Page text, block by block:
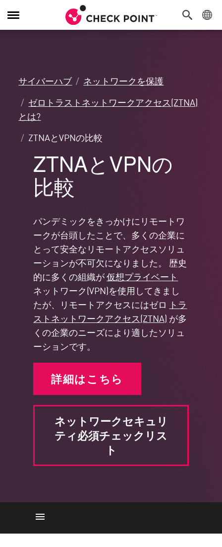
Toggle
Navigation
サイバーハブ
ネットワークを保護
ゼロトラストネットワークアクセス(ZTNA)
とは?
ZTNAとVPNの比較
ZTNAとVPNの
比較
パンデミックをきっかけにリモートワ
ークが台頭したことで、多くの企業に
とって安全なリモートアクセスソリュ
ーションが不可欠になりました。 歴史
的に多くの組織が仮想プライベート
ネットワーク(VPN)を使用してきまし
たが、リモートアクセスにはゼロ トラ
ストネットワークアクセス(ZTNA) が多
くの企業のニーズにより適したソリュ
ーションです。
詳細はこちら
ネットワークセキュリ
ティ必須チェックリス
ト